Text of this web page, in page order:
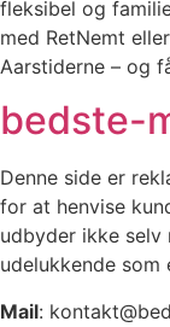
fleksibel og
med RetNemt
Aarstiderne – og
bedste-
Denne side er
for at henvise
udbyder ikke selv
udelukkende som
Mail: